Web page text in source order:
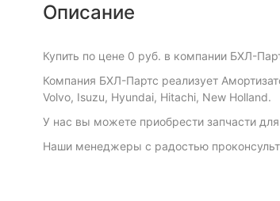
Описание
Купить по цене 0 руб. в компании БХЛ-
Компания БХЛ-Партс реализует
Volvo, Isuzu, Hyundai, Hitachi, New Holland.
У нас вы можете приобрести запчасти
Наши менеджеры с радостью